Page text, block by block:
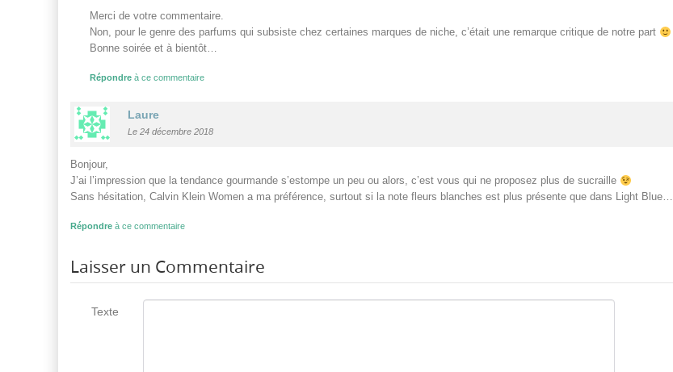
Merci de votre commentaire.
Non, pour le genre des parfums qui subsiste chez certaines marques de niche, c’était une remarque critique de notre part
Bonne soirée et à bientôt…
Répondre à ce commentaire
Laure
Le 24 décembre 2018
Bonjour,
J’ai l’impression que la tendance gourmande s’estompe un peu ou alors, c’est vous qui ne proposez plus de sucraille
Sans hésitation, Calvin Klein Women a ma préférence, surtout si la note fleurs blanches est plus présente que dans Light Blue…
Répondre à ce commentaire
Laisser un Commentaire
Texte